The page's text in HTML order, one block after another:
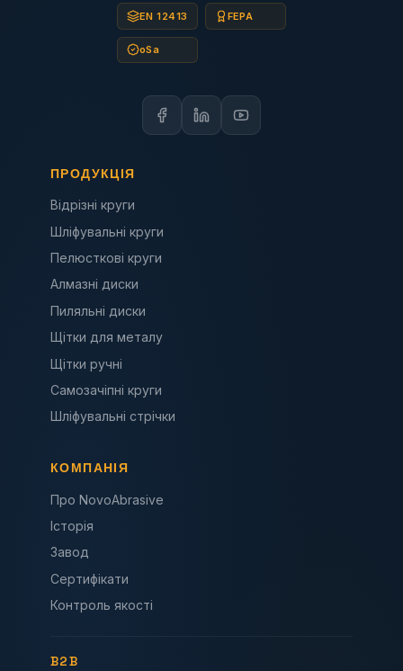
EN 12413 FEPA
oSa
ПРОДУКЦІЯ
Відрізні круги
Шліфувальні круги
Пелюсткові круги
Алмазні диски
Пиляльні диски
Щітки для металу
Щітки ручні
Самозачіпні круги
Шліфувальні стрічки
КОМПАНІЯ
Про NovoAbrasive
Історія
Завод
Сертифікати
Контроль якості
B2B